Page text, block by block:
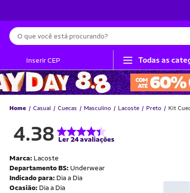
Busca
Inserir CEP Todas as
Home Casual Cuecas Masculino Lacoste Preto Kit
4.38 Ler 24 avaliações
Marca: Lacoste
Departamento BS: Underwear
Indicado para: Dia a Dia
Ocasião: Dia a Dia